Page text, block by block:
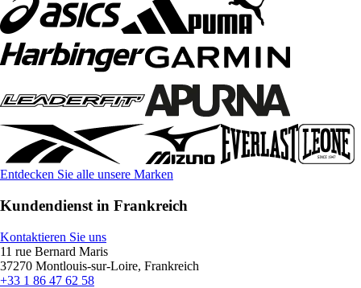
Entdecken Sie alle unsere Marken
Kundendienst in Frankreich
Kontaktieren Sie uns
11 rue Bernard Maris
37270 Montlouis-sur-Loire, Frankreich
+33 1 86 47 62 58